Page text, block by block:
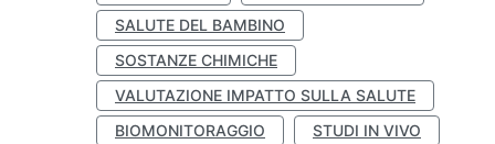
SALUTE DEL BAMBINO
SOSTANZE CHIMICHE
VALUTAZIONE IMPATTO SULLA SALUTE
BIOMONITORAGGIO
STUDI IN VIVO